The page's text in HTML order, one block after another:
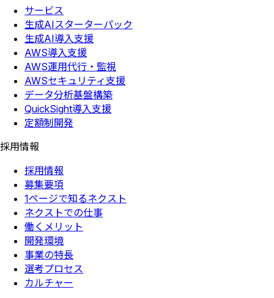
サービス
生成AIスターターパック
生成AI導入支援
AWS導入支援
AWS運用代行・監視
AWSセキュリティ支援
データ分析基盤構築
QuickSight導入支援
定額制開発
採用情報
採用情報
募集要項
1ページで知るネクスト
ネクストでの仕事
働くメリット
開発環境
事業の特長
選考プロセス
カルチャー